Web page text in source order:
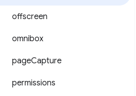
offscreen
omnibox
pageCapture
permissions